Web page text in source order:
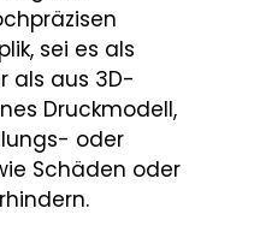
sei es als
als aus 3D-
Druckmodell,
oder
Schäden oder